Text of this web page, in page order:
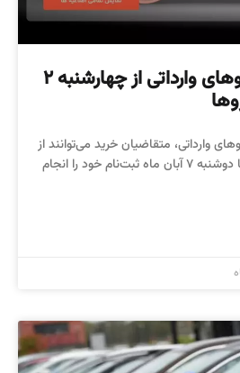
آغاز ثبت‌نام خودروهای وارداتی از چهارشنبه ۲
وارداتی، متقاضیان خرید می‌توانند از
روز ‌چهارشنبه ۲ آبان ماه تا دوشنبه ۷ آبان ماه ثبت‌نام خود را انجام